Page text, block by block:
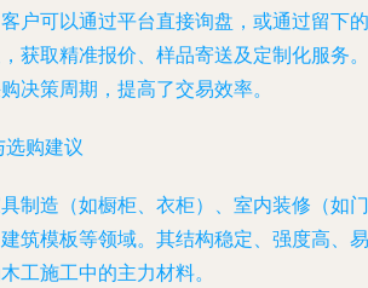
户可以通过平台直接询盘，或通过留下的
获取精准报价、样品寄送及定制化服务。
决策周期，提高了交易效率。
选购建议
制造（如橱柜、衣柜）、室内装修（如门
筑模板等领域。其结构稳定、强度高、易
工施工中的主力材料。